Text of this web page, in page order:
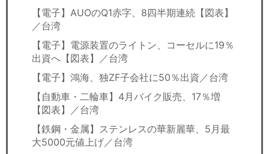
【電子】AUOのQ1赤字、8四半期連続【図表】
／台湾
【電子】電源装置のライトン、コーセルに19％
出資へ【図表】／台湾
【電子】鴻海、独ZF子会社に50％出資／台湾
【自動車・二輪車】4月バイク販売、17％増
【図表】／台湾
【鉄鋼・金属】ステンレスの華新麗華、5月最
大5000元値上げ／台湾